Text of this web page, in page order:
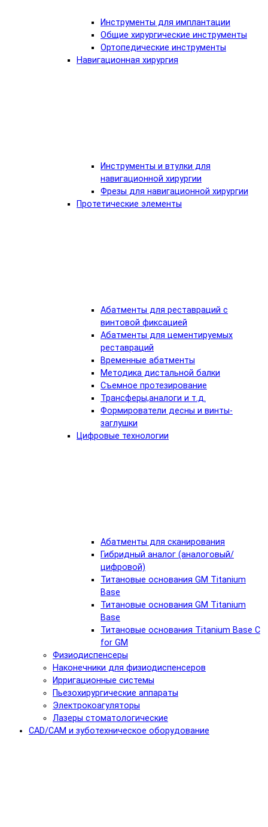
Инструменты для имплантации
Общие хирургические инструменты
Ортопедические инструменты
Навигационная хирургия
Инструменты и втулки для
навигационной хирургии
Фрезы для навигационной хирургии
Протетические элементы
Абатменты для реставраций с
винтовой фиксацией
Абатменты для цементируемых
реставраций
Временные абатменты
Методика дистальной балки
Съемное протезирование
Трансферы,аналоги и т.д.
Формирователи десны и винты-
заглушки
Цифровые технологии
Абатменты для сканирования
Гибридный аналог (аналоговый/
цифровой)
Титановые основания GM Titanium
Base
Титановые основания GM Titanium
Base
Титановые основания Titanium Base C
for GM
Физиодиспенсеры
Наконечники для физиодиспенсеров
Ирригационные системы
Пьезохирургические аппараты
Электрокоагуляторы
Лазеры стоматологические
CAD/CAM и зуботехническое оборудование